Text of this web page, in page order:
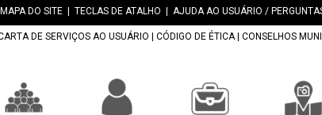
MAPA DO SITE TECLAS DE ATALHO AJUDA AO USUÁRIO /
DE SERVIÇOS AO USUÁRIO CÓDIGO DE ÉTICA| CONSELHOS